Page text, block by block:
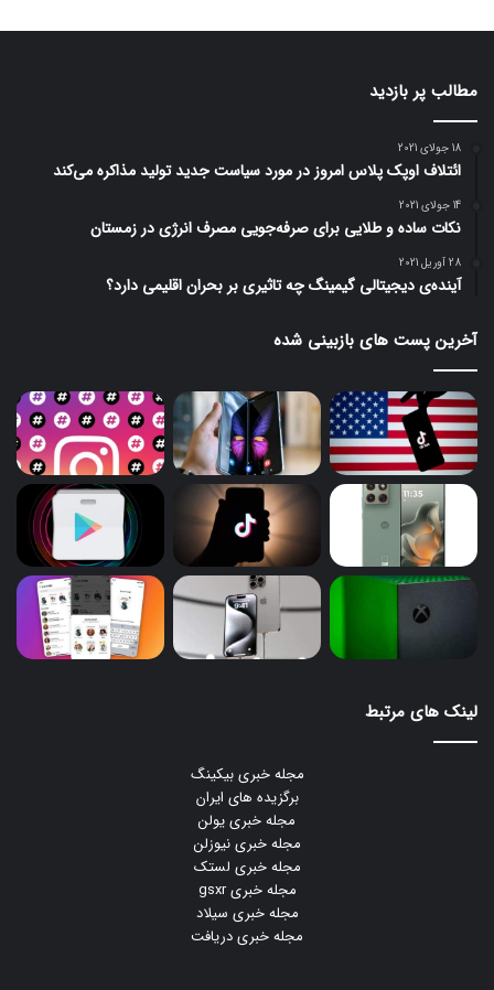
مطالب پر بازدید
18 جولای 2021
ائتلاف اوپک پلاس امروز در مورد سیاست جدید تولید مذاکره می‌کند
14 جولای 2021
نکات ساده و طلایی برای صرفه‌جویی مصرف انرژی در زمستان
28 آوریل 2021
آینده‌ی دیجیتالی گیمینگ چه تاثیری بر بحران اقلیمی دارد؟
آخرین پست های بازبینی شده
لینک های مرتبط
مجله خبری بیکینگ
برگزیده های ایران
مجله خبری یولن
مجله خبری نیوزلن
مجله خبری لستک
مجله خبری gsxr
مجله خبری سیلاد
مجله خبری دریافت